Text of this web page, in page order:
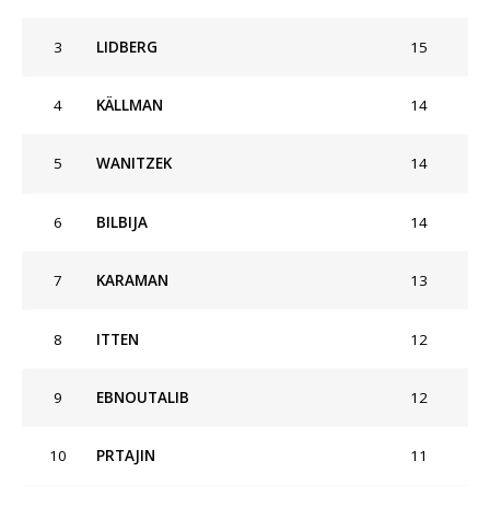
3 LIDBERG 15
4 KÄLLMAN 14
5 WANITZEK 14
6 BILBIJA 14
7 KARAMAN 13
8 ITTEN 12
9 EBNOUTALIB 12
10 PRTAJIN 11